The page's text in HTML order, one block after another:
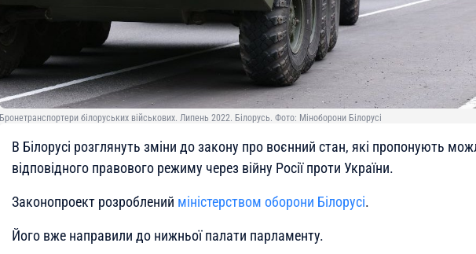
Бронетранспортери білоруських військових. Липень 2022. Білорусь. Фото: Міноборони Білорусі
В Білорусі розглянуть зміни до закону про воєнний стан, які пропонують
відповідного правового режиму через війну Росії проти України.
Законопроект розроблений міністерством оборони Білорусі.
Його вже направили до нижньої палати парламенту.